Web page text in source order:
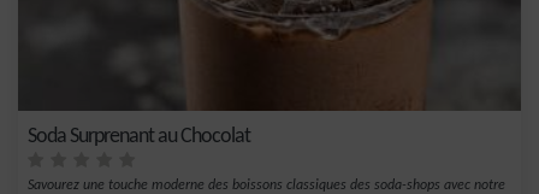
Soda Surprenant au Chocolat
Savourez une touche moderne des boissons classiques des soda-shops avec notre